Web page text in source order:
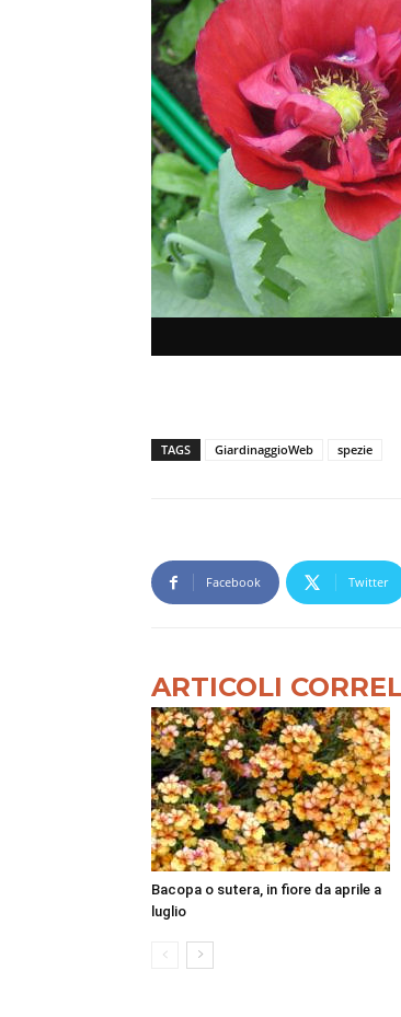
TAGS GiardinaggioWeb spezie
Facebook Twitter
ARTICOLI
Bacopa o sutera, in fiore da aprile a
luglio